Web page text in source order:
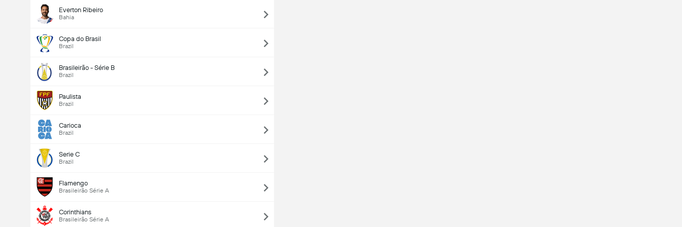
Everton Ribeiro
Bahia
Copa do Brasil
Brazil
Brasileirão - Série B
Brazil
Paulista
Brazil
Carioca
Brazil
Serie C
Brazil
Flamengo
Brasileirão Série A
Corinthians
Brasileirão Série A